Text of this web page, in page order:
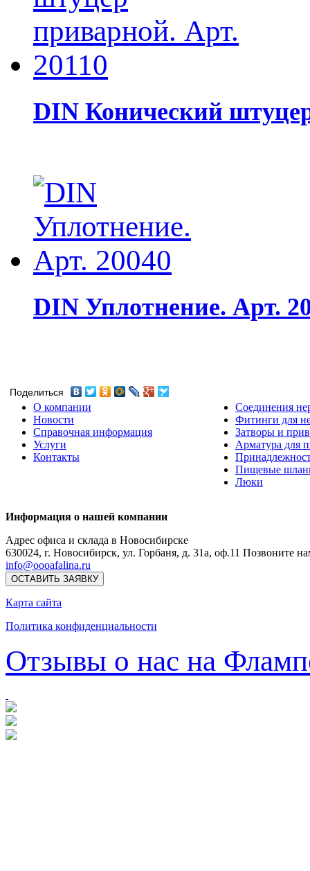
DIN Конический
DIN Уплотнение. Арт.
Поделиться
О компании
Новости
Справочная информация
Услуги
Контакты
Соединения
Фитинги для
Затворы и
Арматура для
Пищевые
Люки
Информация о нашей компании
Адрес офиса и склада в Новосибирске
630024, г. Новосибирск, ул. Горбаня, д. 31а, оф.11 Позвоните
info@oooafalina.ru
ОСТАВИТЬ ЗАЯВКУ
Карта сайта
Политика конфиденциальности
Отзывы о нас на